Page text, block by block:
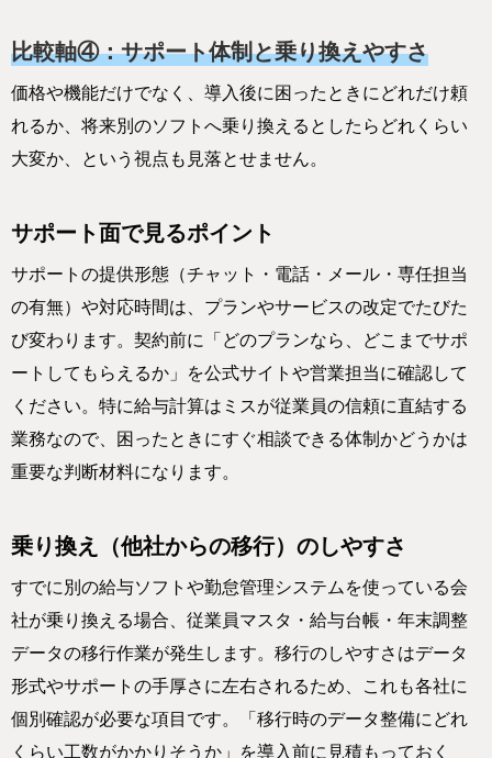
比較軸④：サポート体制と乗り換えやすさ
価格や機能だけでなく、導入後に困ったときにどれだけ頼
れるか、将来別のソフトへ乗り換えるとしたらどれくらい
大変か、という視点も見落とせません。
サポート面で見るポイント
サポートの提供形態（チャット・電話・メール・専任担当
の有無）や対応時間は、プランやサービスの改定でたびた
び変わります。契約前に「どのプランなら、どこまでサポ
ートしてもらえるか」を公式サイトや営業担当に確認して
ください。特に給与計算はミスが従業員の信頼に直結する
業務なので、困ったときにすぐ相談できる体制かどうかは
重要な判断材料になります。
乗り換え（他社からの移行）のしやすさ
すでに別の給与ソフトや勤怠管理システムを使っている会
社が乗り換える場合、従業員マスタ・給与台帳・年末調整
データの移行作業が発生します。移行のしやすさはデータ
形式やサポートの手厚さに左右されるため、これも各社に
個別確認が必要な項目です。「移行時のデータ整備にどれ
くらい工数がかかりそうか」を導入前に見積もっておく